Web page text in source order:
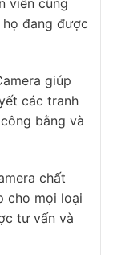
đang được
giúp
các tranh
bằng và
chất
cho mọi loại
tư vấn và